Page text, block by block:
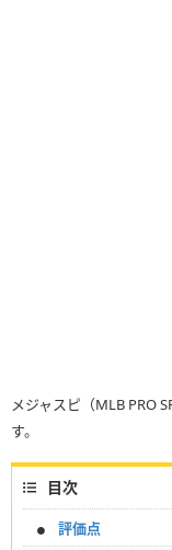
メジャスピ（MLB PRO
す。
目次
評価点